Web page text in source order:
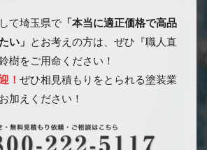
て埼玉県で 「本当に適正価格で高品
い」
とお考えの方は、ぜひ『職人直
樹をご用命ください！
！ ぜひ相見積もりをとられる塗装業
加えください！